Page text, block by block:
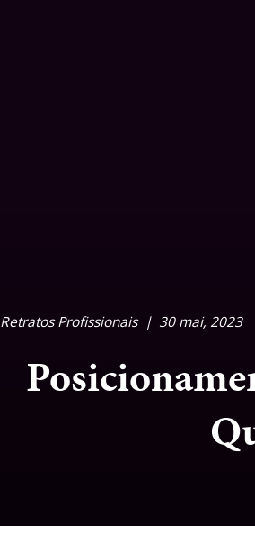
Retratos Profissionais| 30 mai, 2023